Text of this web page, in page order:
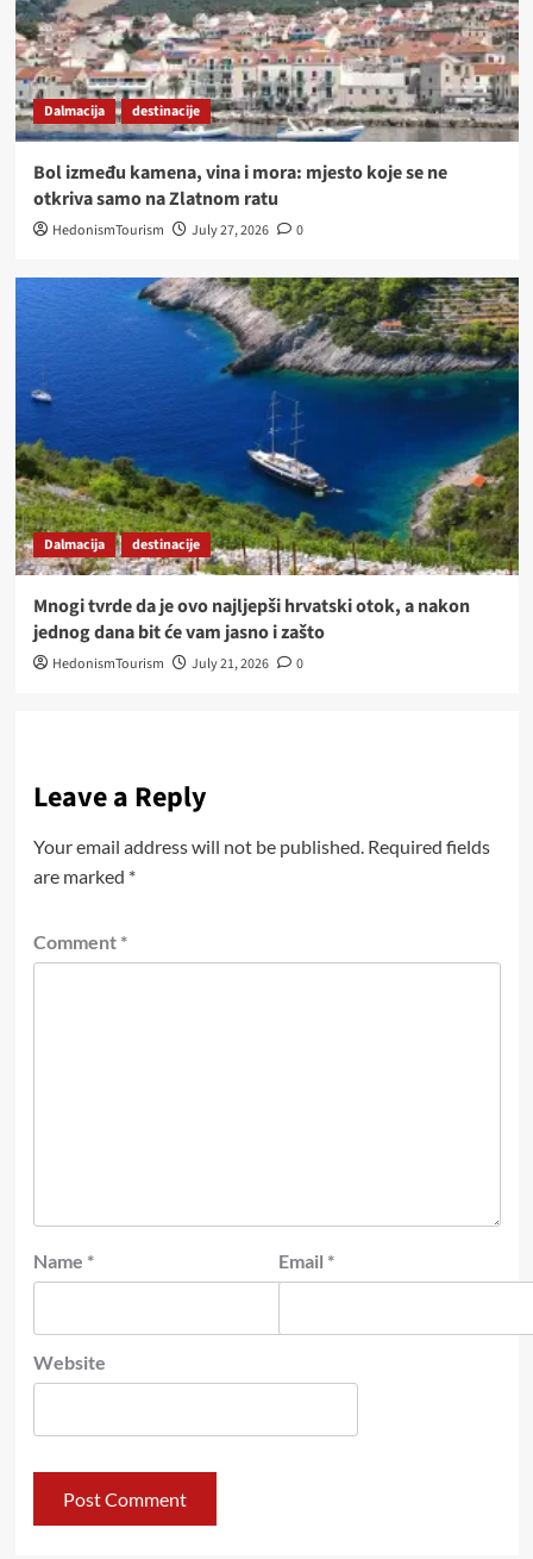
Dalmacija destinacije
Bol između kamena, vina i mora: mjesto koje se ne
otkriva samo na Zlatnom ratu
HedonismTourism July 27, 2026 0
Dalmacija destinacije
Mnogi tvrde da je ovo najljepši hrvatski otok, a nakon
jednog dana bit će vam jasno i zašto
HedonismTourism July 21, 2026 0
Leave a Reply
Your email address will not be published. Required fields
are marked *
Comment *
Name * Email *
Website